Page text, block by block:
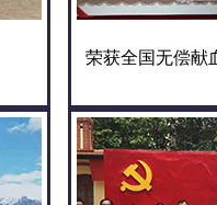
荣获全国无偿献